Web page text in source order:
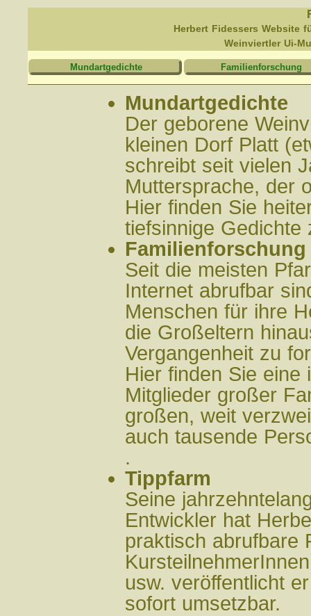
Herbert Fidessers Website
Weinviertler Ui-
Mundartgedichte Familienforschung
Mundartgedichte
Der geborene
kleinen Dorf Platt
schreibt seit vielen
Muttersprache, der
Hier finden Sie
tiefsinnige Gedichte
Familienforschung
Seit die meisten
Internet abrufbar
Menschen für ihre
die Großeltern
Vergangenheit zu
Hier finden Sie eine
Mitglieder großer
großen, weit
auch tausende
.
Tippfarm
Seine
Entwickler hat
praktisch abrufbare
usw. veröffentlicht
sofort umsetzbar.